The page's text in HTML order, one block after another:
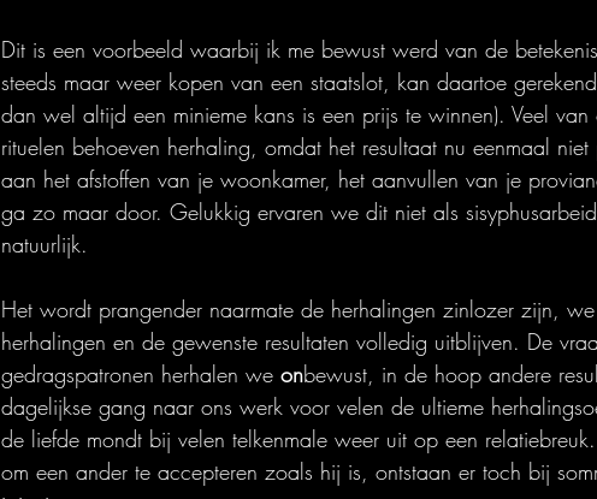
Dit is een voorbeeld waarbij ik me bewust werd van de
steeds maar weer kopen van een staatslot, kan daartoe
dan wel altijd een minieme kans is een prijs te winnen). Veel
rituelen behoeven herhaling, omdat het resultaat nu eenmaal
aan het afstoffen van je woonkamer, het aanvullen van je
ga zo maar door. Gelukkig ervaren we dit niet als
natuurlijk.
Het wordt prangender naarmate de herhalingen zinlozer zijn,
herhalingen en de gewenste resultaten volledig uitblijven. De
gedragspatronen herhalen we onbewust, in de hoop andere
dagelijkse gang naar ons werk voor velen de ultieme
de liefde mondt bij velen telkenmale weer uit op een
om een ander te accepteren zoals hij is, ontstaan er toch bij